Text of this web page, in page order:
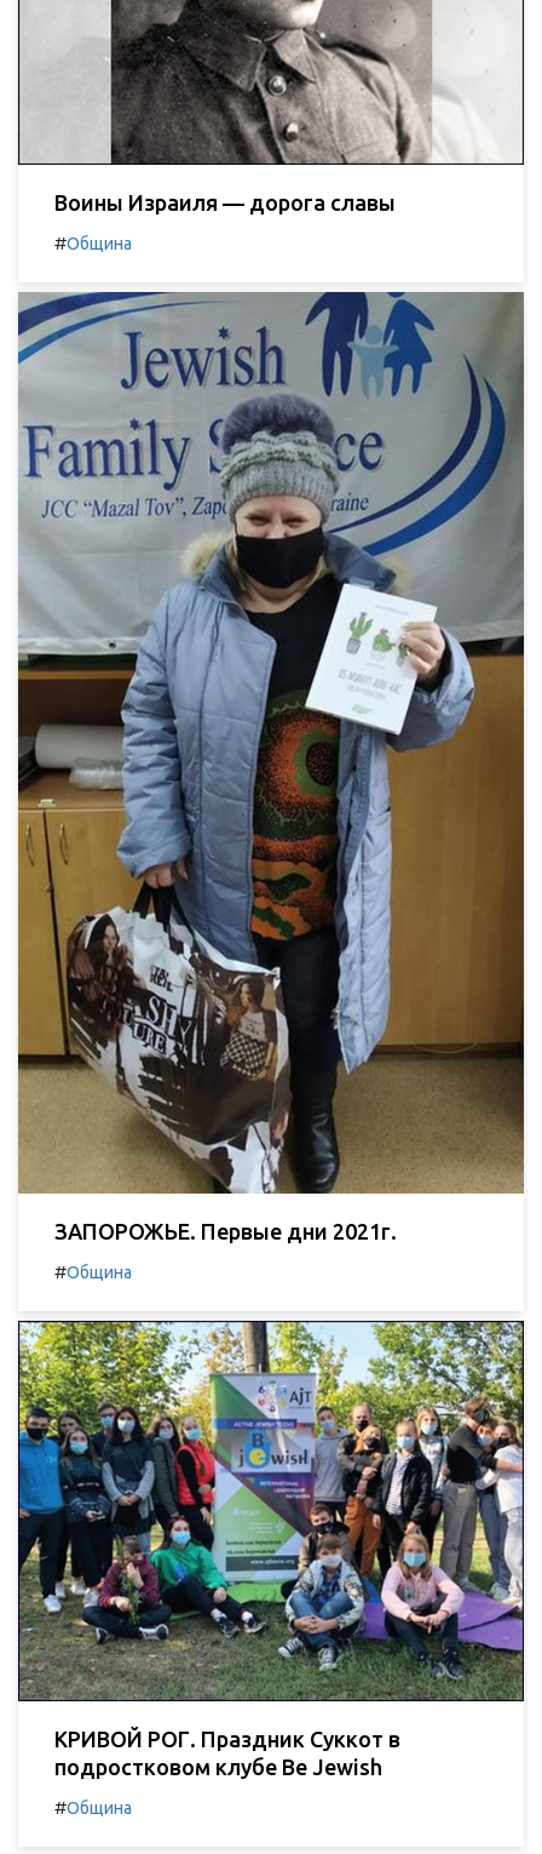
Воины Израиля — дорога славы
#Община
ЗАПОРОЖЬЕ. Первые дни 2021г.
#Община
КРИВОЙ РОГ. Праздник Суккот в
подростковом клубе Be Jewish
#Община